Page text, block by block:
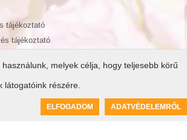
melyek célja, hogy teljesebb körű
látogatóink részére.
ELFOGADOM ADATVÉDELEMRŐL
tájékoztató
tájékoztató